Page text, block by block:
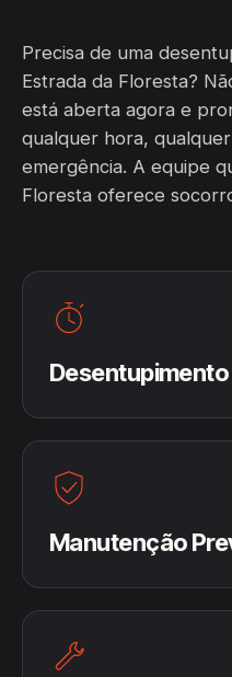
Precisa de uma
Estrada da Floresta?
está aberta agora e
qualquer hora,
emergência. A equipe
Floresta oferece
Manutenção